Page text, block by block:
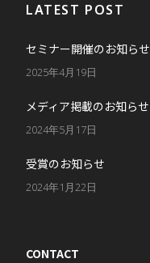
LATEST POST
セミナー開催のお知らせ
2025年4月19日
メディア掲載のお知らせ
2024年5月17日
受賞のお知らせ
2024年1月22日
CONTACT